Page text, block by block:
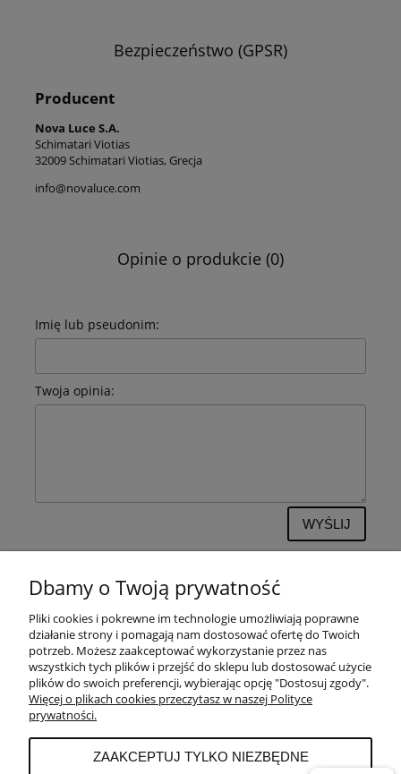
Bezpieczeństwo (GPSR)
Producent
Nova Luce S.A.
Schimatari Viotias
32009 Schimatari Viotias, Grecja
info@novaluce.com
Opinie o produkcie (0)
Imię lub pseudonim:
Twoja opinia:
WYŚLIJ
POMOC
PŁATNOŚCI I DOSTAWA
MOJE KONTO
Dbamy o Twoją prywatność
Pliki cookies i pokrewne im technologie umożliwiają poprawne
działanie strony i pomagają nam dostosować ofertę do Twoich
potrzeb. Możesz zaakceptować wykorzystanie przez nas
wszystkich tych plików i przejść do sklepu lub dostosować użycie
plików do swoich preferencji, wybierając opcję "Dostosuj zgody".
Więcej o plikach cookies przeczytasz w naszej Polityce
prywatności.
ZAAKCEPTUJ TYLKO NIEZBĘDNE